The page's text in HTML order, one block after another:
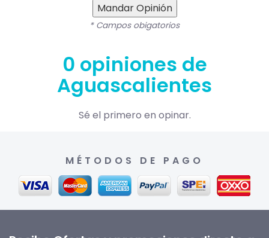
Mandar Opinión
* Campos obigatorios
0 opiniones de
Aguascalientes
Sé el primero en opinar.
MÉTODOS DE PAGO